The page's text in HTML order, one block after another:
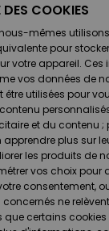
Chaussures
& Tongs
Surf
Snow
Nouveautés
Chaussures
& Tongs
Surf
Snow
Nouveautés
A
Découvrir
Snow
Surf
Shop
Enfant
Highlights
Communauté
Snow
Shop
Enfant
Snow
Shop
Femme
A
Découvrir
Enfant
Outlet
Femme
Retours
Paiement
Carte
Cadeau
Quiksilver
Freedom
DES COOKIES
mêmes
pour
votre appareil. Ces
vos données de
être utilisées pour
et du contenu ;
apprendre plus sur
les produits de
vos choix pour
consentement,
ne
que certains